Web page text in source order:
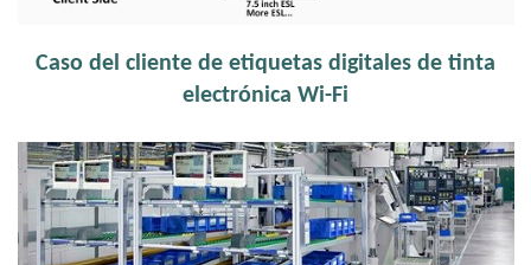
Caso del cliente de etiquetas digitales de tinta
electrónica Wi-Fi